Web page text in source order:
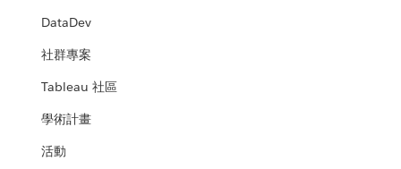
DataDev
社群專案
Tableau 社區
學術計畫
活動